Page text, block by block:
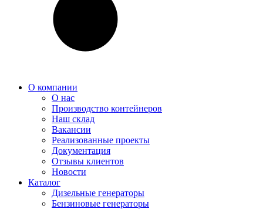
О компании
О нас
Производство контейнеров
Наш склад
Вакансии
Реализованные проекты
Документация
Отзывы клиентов
Новости
Каталог
Дизельные генераторы
Бензиновые генераторы